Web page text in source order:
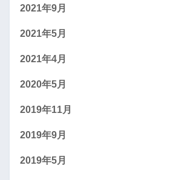
2021年9月
2021年5月
2021年4月
2020年5月
2019年11月
2019年9月
2019年5月